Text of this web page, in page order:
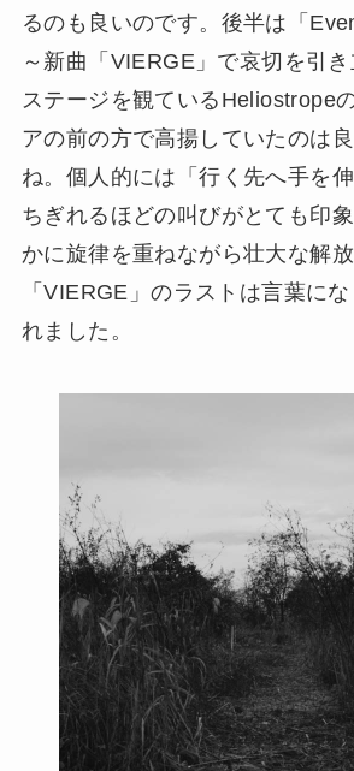
るのも良いのです。後半は「
～新曲「VIERGE」で哀切を引
ステージを観ているHeliostrope
アの前の方で高揚していたのは
ね。個人的には「行く先へ手を
ちぎれるほどの叫びがとても印
かに旋律を重ねながら壮大な解
「VIERGE」のラストは言葉に
れました。